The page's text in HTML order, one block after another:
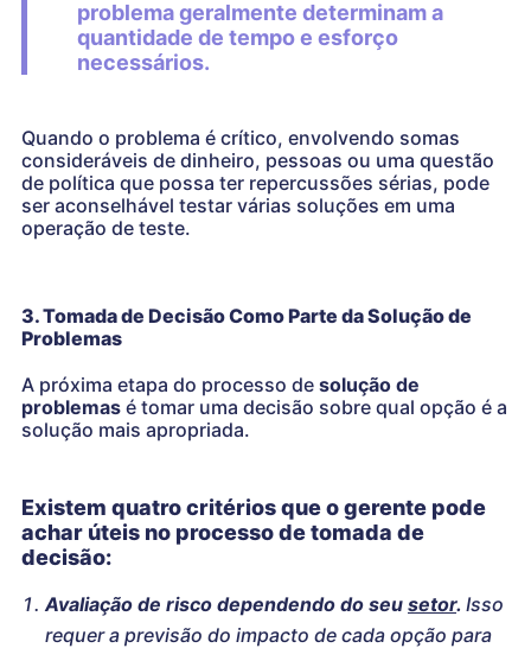
problema geralmente determinam a
quantidade de tempo e esforço
necessários.
Quando o problema é crítico, envolvendo somas
consideráveis ​​de dinheiro, pessoas ou uma questão
de política que possa ter repercussões sérias, pode
ser aconselhável testar várias soluções em uma
operação de teste.
3. Tomada de Decisão Como Parte da Solução de
Problemas
A próxima etapa do processo de solução de
problemas é tomar uma decisão sobre qual opção é a
solução mais apropriada.
Existem quatro critérios que o gerente pode
achar úteis no processo de tomada de
decisão:
Avaliação de risco dependendo do seu setor. Isso
requer a previsão do impacto de cada opção para